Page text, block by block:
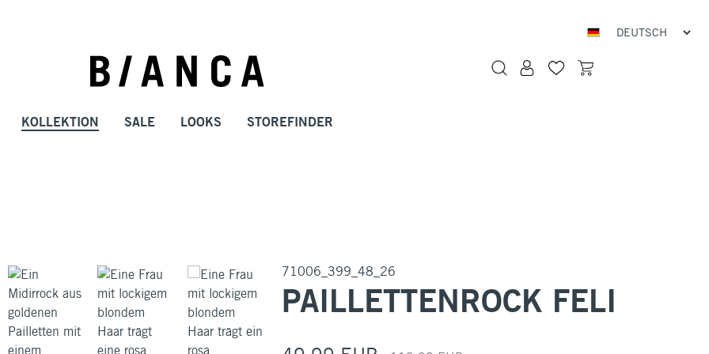
KOLLEKTION SALE LOOKS STOREFINDER
71006_399_48_26
PAILLETTENROCK FELI